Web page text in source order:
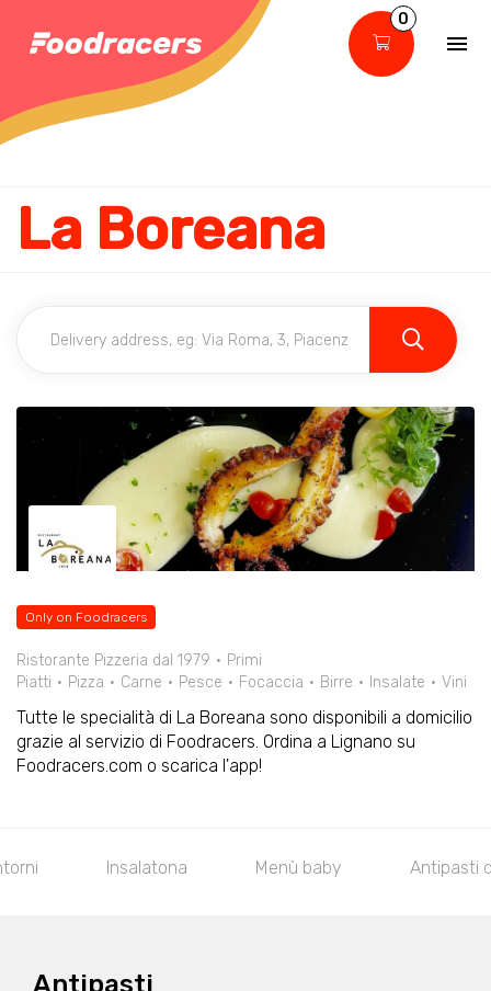
0
La Boreana
Only on Foodracers
Ristorante Pizzeria dal 1979
Primi
Piatti
Pizza Carne Pesce Focaccia Birre Insalate Vini
Tutte le specialità di La Boreana sono disponibili a domicilio
grazie al servizio di Foodracers. Ordina a Lignano su
Foodracers.com o scarica l'app!
Insalatona Menù baby Antipasti di pesce
Antipasti